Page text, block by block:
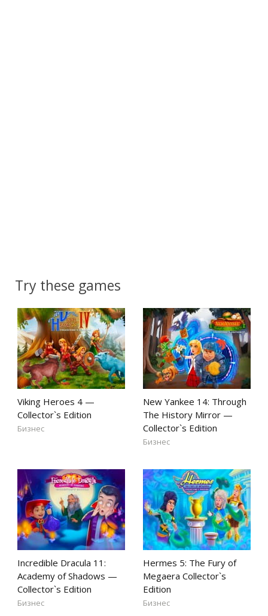
Try these games
Viking Heroes 4 —
Collector`s Edition
Бизнес
New Yankee 14: Through
The History Mirror —
Collector`s Edition
Бизнес
Incredible Dracula 11:
Academy of Shadows —
Collector`s Edition
Бизнес
Hermes 5: The Fury of
Megaera Collector`s
Edition
Бизнес